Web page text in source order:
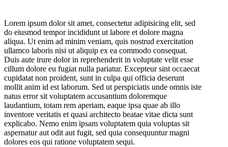
Lorem ipsum dolor sit amet, consectetur adipisicing elit, sed
do eiusmod tempor incididunt ut labore et dolore magna
aliqua. Ut enim ad minim veniam, quis nostrud exercitation
ullamco laboris nisi ut aliquip ex ea commodo consequat.
Duis aute irure dolor in reprehenderit in voluptate velit esse
cillum dolore eu fugiat nulla pariatur. Excepteur sint occaecat
cupidatat non proident, sunt in culpa qui officia deserunt
mollit anim id est laborum. Sed ut perspiciatis unde omnis iste
natus error sit voluptatem accusantium doloremque
laudantium, totam rem aperiam, eaque ipsa quae ab illo
inventore veritatis et quasi architecto beatae vitae dicta sunt
explicabo. Nemo enim ipsam voluptatem quia voluptas sit
aspernatur aut odit aut fugit, sed quia consequuntur magni
dolores eos qui ratione voluptatem sequi.